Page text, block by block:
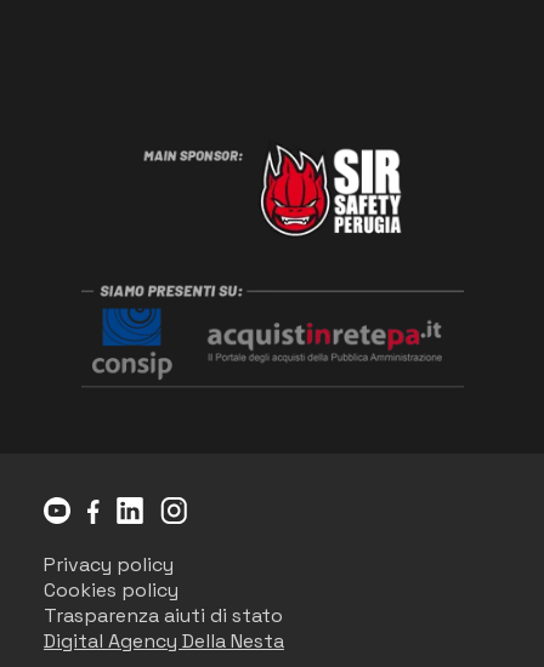
Privacy policy
Cookies policy
Trasparenza aiuti di stato
Digital Agency Della Nesta